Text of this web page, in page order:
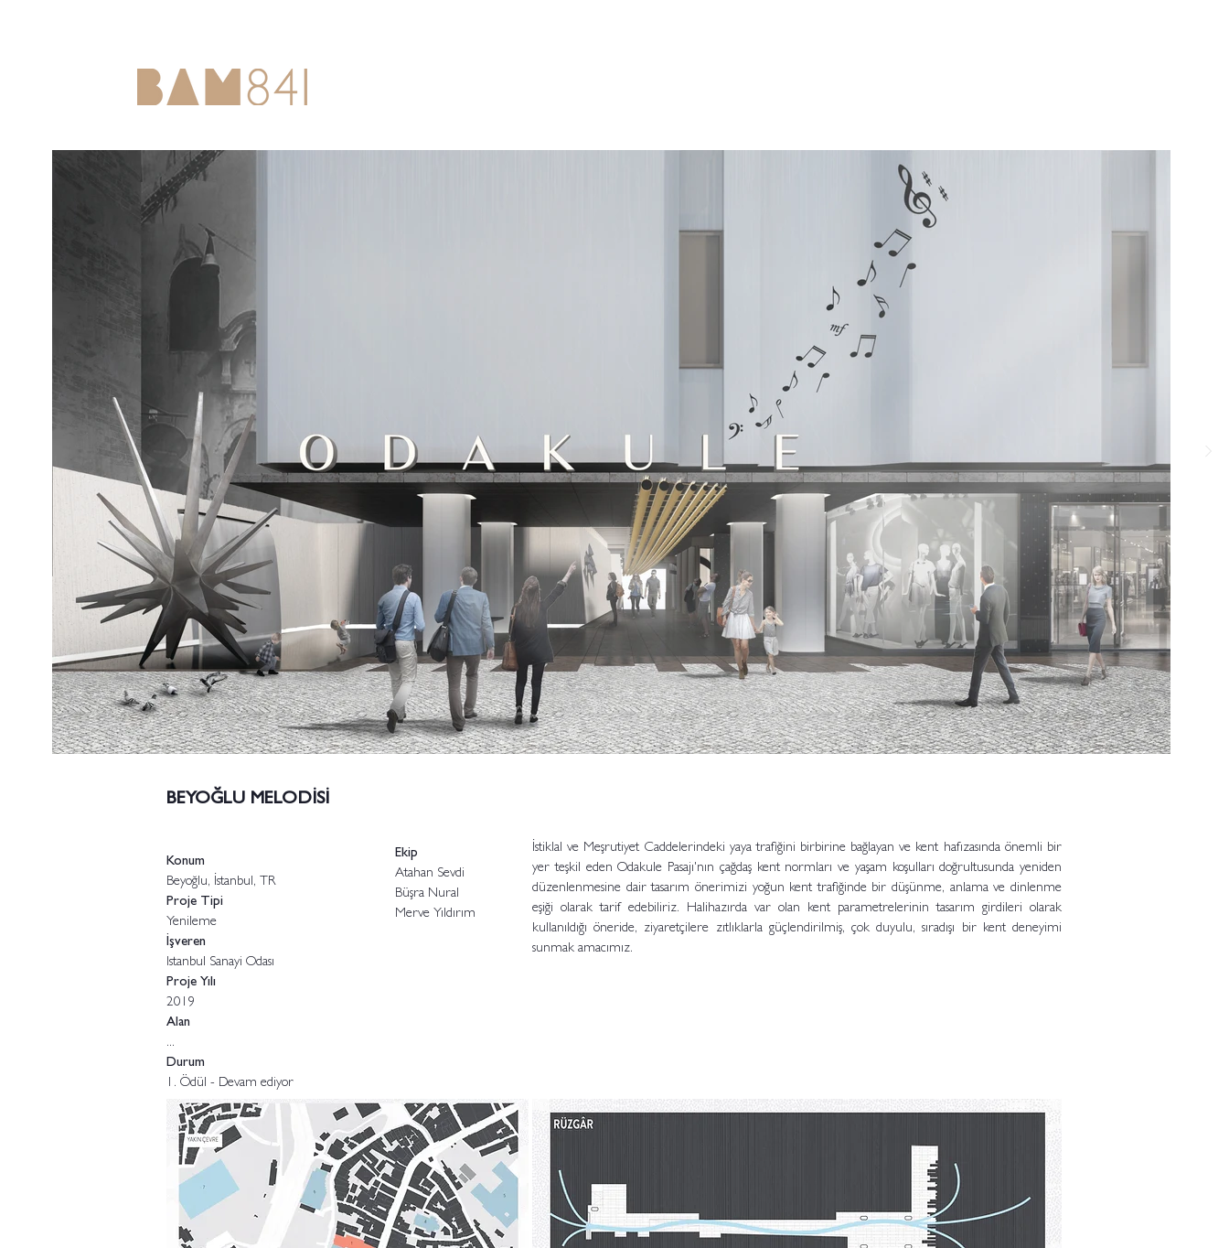
BEYOĞLU MELODİSİ
Konum
Beyoğlu, İstanbul, TR
Proje Tipi
Yenileme
İşveren
Istanbul Sanayi Odası
Proje Yılı
2019
Alan
...
Durum
1. Ödül - Devam ediyor
Ekip
Atahan Sevdi
Büşra Nural
Merve Yıldırım
İstiklal ve Meşrutiyet Caddelerindeki yaya trafiğini birbirine bağlayan ve kent hafızasında önemli bir
yer teşkil eden Odakule Pasajı'nın çağdaş kent normları ve yaşam koşulları doğrultusunda yeniden
düzenlenmesine dair tasarım önerimizi yoğun kent trafiğinde bir düşünme, anlama ve dinlenme
eşiği olarak tarif edebiliriz. Halihazırda var olan kent parametrelerinin tasarım girdileri olarak
kullanıldığı öneride, ziyaretçilere zıtlıklarla güçlendirilmiş, çok duyulu, sıradışı bir kent deneyimi
sunmak amacımız.